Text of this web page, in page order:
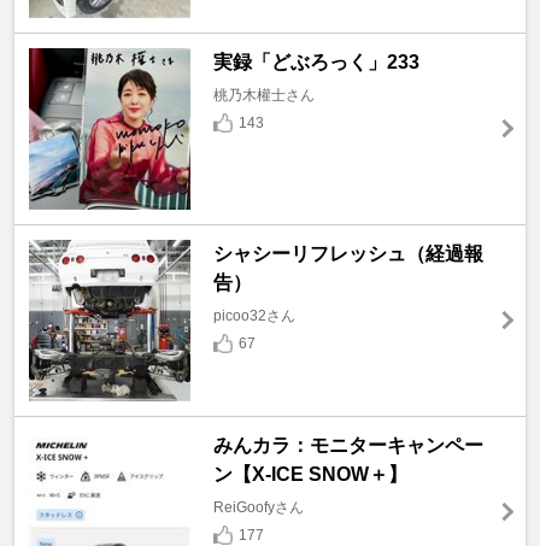
実録「どぶろっく」233
桃乃木權士さん
143
シャシーリフレッシュ（経過報
告）
picoo32さん
67
みんカラ：モニターキャンペー
ン【X-ICE SNOW＋】
ReiGoofyさん
177